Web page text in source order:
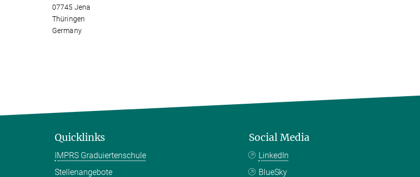
07745 Jena
Thüringen
Germany
Quicklinks
IMPRS Graduiertenschule
Stellenangebote
Social Media
LinkedIn
BlueSky